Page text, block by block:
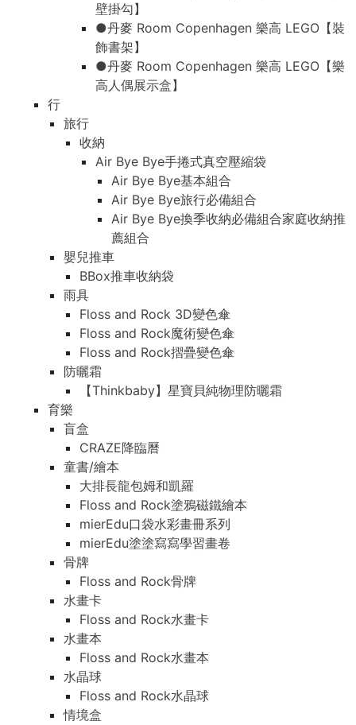
壁掛勾】
●丹麥 Room Copenhagen 樂高 LEGO【裝
飾書架】
●丹麥 Room Copenhagen 樂高 LEGO【樂
高人偶展示盒】
行
旅行
收納
Air Bye Bye手捲式真空壓縮袋
Air Bye Bye基本組合
Air Bye Bye旅行必備組合
Air Bye Bye換季收納必備組合家庭收納推
薦組合
嬰兒推車
BBox推車收納袋
雨具
Floss and Rock 3D變色傘
Floss and Rock魔術變色傘
Floss and Rock摺疊變色傘
防曬霜
【Thinkbaby】星寶貝純物理防曬霜
育樂
盲盒
CRAZE降臨曆
童書/繪本
大排長龍包姆和凱羅
Floss and Rock塗鴉磁鐵繪本
mierEdu口袋水彩畫冊系列
mierEdu塗塗寫寫學習畫卷
骨牌
Floss and Rock骨牌
水畫卡
Floss and Rock水畫卡
水畫本
Floss and Rock水畫本
水晶球
Floss and Rock水晶球
情境盒